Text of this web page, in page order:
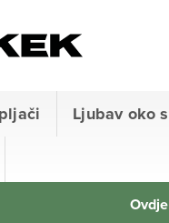
Ljubav oko